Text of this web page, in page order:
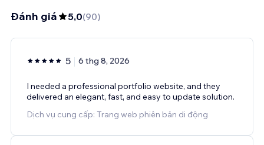
Đánh giá 5,0(90)
5 6 thg 8, 2026
I needed a professional portfolio website, and they
delivered an elegant, fast, and easy to update solution.
Dịch vụ cung cấp: Trang web phiên bản di động